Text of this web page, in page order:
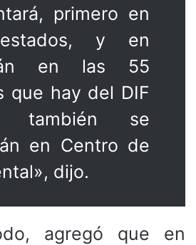
primero en
y en
en las 55
que hay del DIF
también se
en Centro de
dijo.
agregó que en